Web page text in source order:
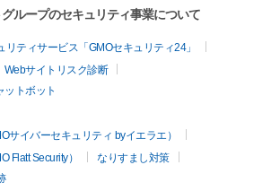
ループのセキュリティ事業について
ティサービス「GMOセキュリティ24」
Webサイトリスク診断
ットボット
サイバーセキュリティ byイエラエ）
Flatt Security）
なりすまし対策